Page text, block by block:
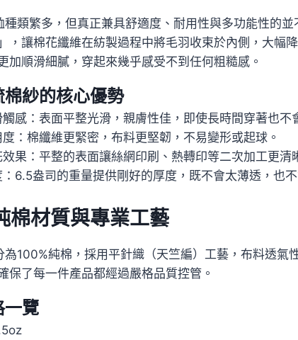
種類繁多，但真正兼具舒適度、耐用性與多功能性的
，讓棉花纖維在紡製過程中將毛羽收束於內側，大幅
加順滑細膩，穿起來幾乎感受不到任何粗糙感。
紗的核心優勢
感：表面平整光滑，親膚性佳，即使長時間穿著也不
：棉纖維更緊密，布料更堅韌，不易變形或起球。
果：平整的表面讓絲網印刷、熱轉印等二次加工更清
6.5盎司的重量提供剛好的厚度，既不會太薄透，也不
棉材質與專業工藝
為100%純棉，採用平針織（天竺編）工藝，布料透
保了每一件產品都經過嚴格品質控管。
一覽